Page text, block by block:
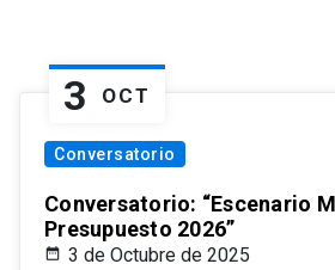
3 OCT
Conversatorio
Conversatorio: “Escenario
Presupuesto 2026”
3 de Octubre de 2025